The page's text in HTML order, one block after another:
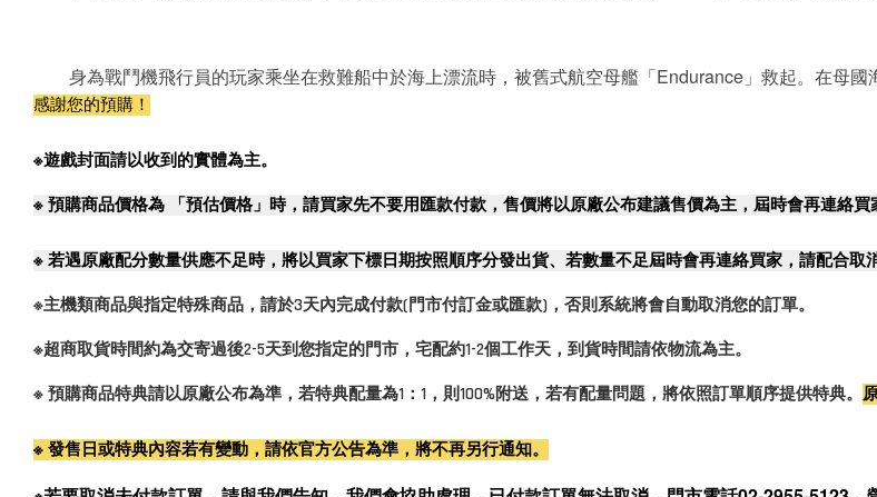
身為戰鬥機飛行員的玩家乘坐在救難船中於海上漂流時，被舊式航空母艦「Endurance」救起。在母國
感謝您的預購！
※遊戲封面請以收到的實體為主。
※ 預購商品價格為 「預估價格」時，請買家先不要用匯款付款，售價將以原廠公布建議售價為主，屆時會再連絡買
※ 若遇原廠配分數量供應不足時，將以買家下標日期按照順序分發出貨、若數量不足屆時會再連絡買家，請配合取
※主機類商品與指定特殊商品，請於3天內完成付款(門市付訂金或匯款)，否則系統將會自動取消您的訂單。
※超商取貨時間約為交寄過後2-5天到您指定的門市，宅配約1-2個工作天，到貨時間請依物流為主。
※ 預購商品特典請以原廠公布為準，若特典配量為1：1，則100%附送，若有配量問題，將依照訂單順序提供特典。
※ 發售日或特典內容若有變動，請依官方公告為準，將不再另行通知。